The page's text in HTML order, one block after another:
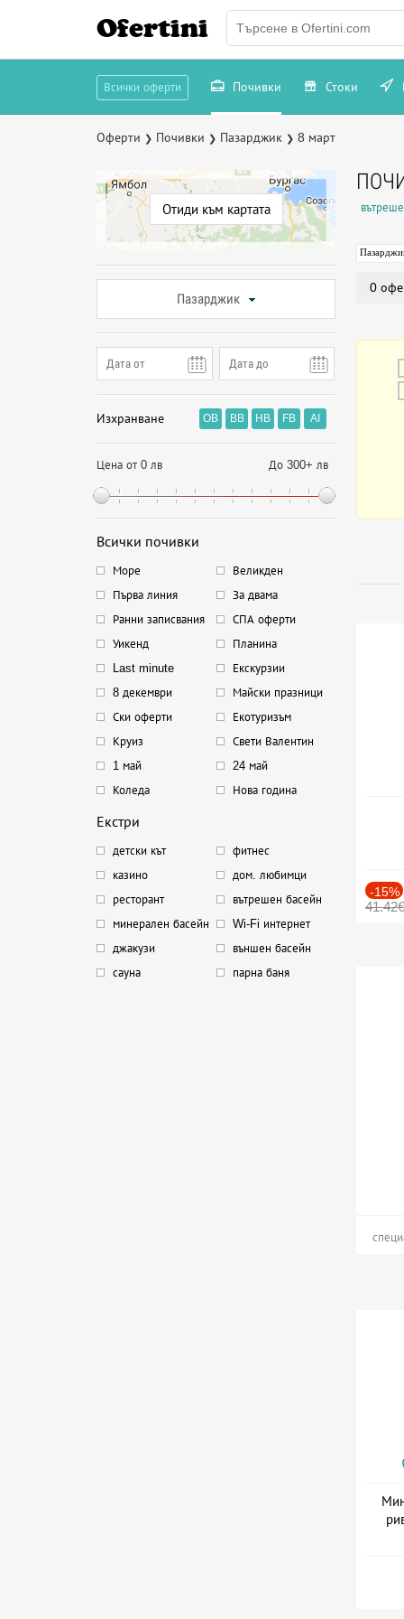
Ofertini
Всички оферти Почивки Стоки
Оферти ❯ Почивки ❯ Пазарджик ❯ 8 март
Отиди към картата
Пазарджик
Изхранване OB BB HB FB AI
Цена от 0 лв До 300+ лв
Всички почивки
Море
Великден
Първа линия
За двама
Ранни записвания
СПА оферти
Уикенд
Планина
Last minute
Екскурзии
8 декември
Майски празници
Ски оферти
Екотуризъм
Круиз
Свети Валентин
1 май
24 май
Коледа
Нова година
Екстри
детски кът
фитнес
казино
дом. любимци
ресторант
вътрешен басейн
минерален басейн
Wi-Fi интернет
джакузи
външен басейн
сауна
парна баня
0
-15%
41.42€